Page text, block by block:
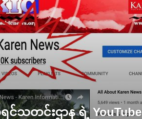
င်သတင်းဌာန ရဲ့ YouTube